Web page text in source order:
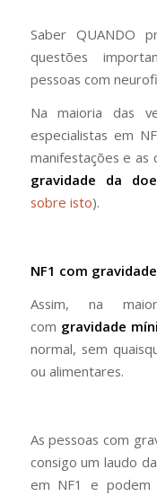
Saber QUANDO
questões
pessoas com
Na maioria das
especialistas em
manifestações e as
gravidade da
sobre isto).
NF1 com
Assim, na
com gravidade
normal, sem
ou alimentares.
As pessoas com
consigo um laudo
em NF1 e podem